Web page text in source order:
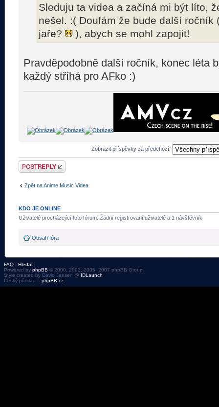
Sleduju ta videa a začíná mi být líto,
nešel. :( Doufám že bude další ročník
jaře?
), abych se mohl zapojit!
Pravděpodobně další ročník, konec léta
každý stříhá pro AFko :)
Zobrazit příspěvky za předchozí:
Odeslat odpověď
Zpět na Anime Music Videa
KDO JE ONLINE
Uživatelé procházející toto fórum: Žádní registrovaní uživatelé a 1 návštěvník
Obsah fóra
FAQ | Hledat |
Powered by phpBB © 2000, 2002, 2005, 2007 phpBB Group
Style created by David Jansen @ IDLaunch
Český překlad – phpBB.cz